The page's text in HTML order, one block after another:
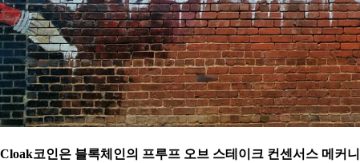
Cloak코인은 블록체인의 프루프 오브 스테이크 컨센서스 메커